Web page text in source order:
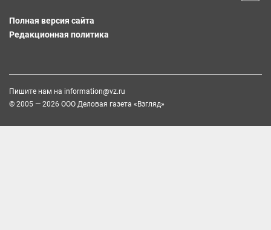
Полная версия сайта
Редакционная политика
Пишите нам на information@vz.ru
© 2005 — 2026 ООО Деловая газета «Взгляд»